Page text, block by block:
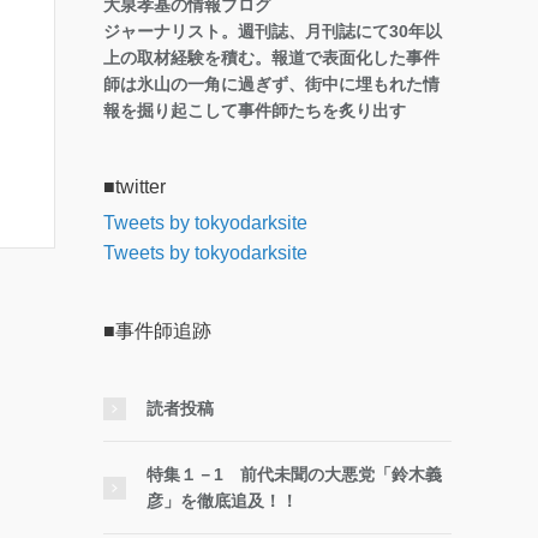
大泉孝基の情報ブログ
ジャーナリスト。週刊誌、月刊誌にて30年以
上の取材経験を積む。報道で表面化した事件
師は氷山の一角に過ぎず、街中に埋もれた情
報を掘り起こして事件師たちを炙り出す
■twitter
Tweets by tokyodarksite
Tweets by tokyodarksite
■事件師追跡
読者投稿
特集１－1 前代未聞の大悪党「鈴木義
彦」を徹底追及！！